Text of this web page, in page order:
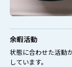
余暇活動
状態に合わせた活動
しています。